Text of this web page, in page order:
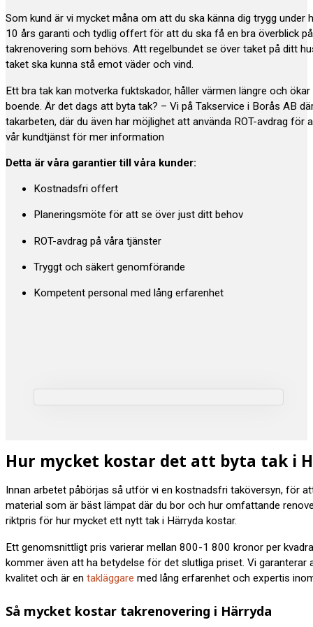
Som kund är vi mycket måna om att du ska känna dig trygg under
10 års garanti och tydlig offert för att du ska få en bra överblick
takrenovering som behövs. Att regelbundet se över taket på ditt
taket ska kunna stå emot väder och vind.
Ett bra tak kan motverka fuktskador, håller värmen längre och
boende. Är det dags att byta tak? – Vi på Takservice i Borås AB
takarbeten, där du även har möjlighet att använda ROT-avdrag för
vår kundtjänst för mer information
Detta är våra garantier till våra kunder:
Kostnadsfri offert
Planeringsmöte för att se över just ditt behov
ROT-avdrag på våra tjänster
Tryggt och säkert genomförande
Kompetent personal med lång erfarenhet
Hur mycket kostar det att byta tak i
Innan arbetet påbörjas så utför vi en kostnadsfri taköversyn, för
material som är bäst lämpat där du bor och hur omfattande
riktpris för hur mycket ett nytt tak i Härryda kostar.
Ett genomsnittligt pris varierar mellan 800-1 800 kronor per
kommer även att ha betydelse för det slutliga priset. Vi
kvalitet och är en takläggare med lång erfarenhet och expertis
Så mycket kostar takrenovering i Härryda